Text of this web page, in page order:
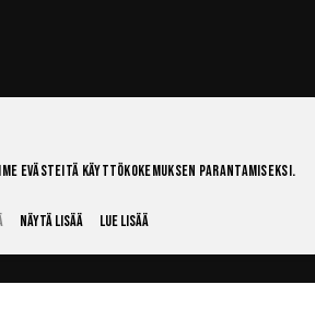
evästeitä käyttökokemuksen parantamiseksi.
Näytä lisää Lue lisää